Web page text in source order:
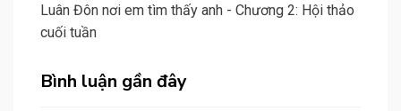
Luân Đôn nơi em tìm thấy anh - Chương 2: Hội thảo
cuối tuần
Bình luận gần đây